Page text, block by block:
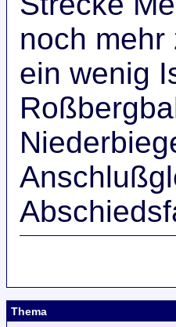
noch
ein wenig
Thema